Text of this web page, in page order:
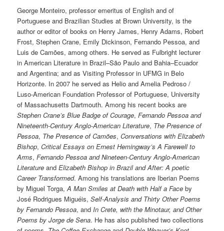
George Monteiro, professor emeritus of English and of
Portuguese and Brazilian Studies at Brown University, is the
author or editor of books on Henry James, Henry Adams, Robert
Frost, Stephen Crane, Emily Dickinson, Fernando Pessoa, and
Luis de Camões, among others. He served as Fulbright lecturer
in American Literature in Brazil–São Paulo and Bahia–Ecuador
and Argentina; and as Visiting Professor in UFMG in Belo
Horizonte. In 2007 he served as Helio and Amelia Pedroso /
Luso-American Foundation Professor of Portuguese, University
of Massachusetts Dartmouth. Among his recent books are
Stephen Crane’s Blue Badge of Courage,Fernando Pessoa and
Nineteenth-Century Anglo-American Literature, The Presence of
Pessoa, The Presence of Camões,Conversations with Elizabeth
Bishop,Critical Essays on Ernest Hemingway’s A Farewell to
Arms,Fernando Pessoa and Nineteen-Century Anglo-American
Literature andElizabeth Bishop in Brazil and After: A poetic
Career Transformed. Among his translations are Iberian Poems
by Miguel Torga,A Man Smiles at Death with Half a Face by
José Rodrigues Miguéis,Self-Analysis and Thirty Other Poems
by Fernando Pessoa, andIn Crete, with the Minotaur, and Other
Poems by Jorge de Sena. He has also published two collections